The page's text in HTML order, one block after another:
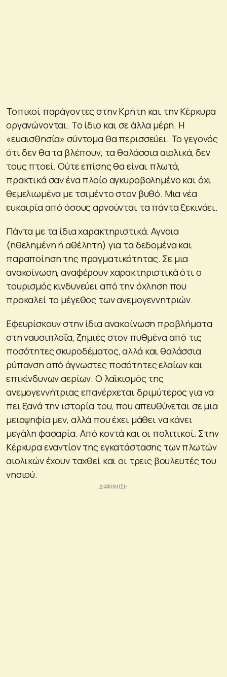
Τοπικοί παράγοντες στην Κρήτη και την Κέρκυρα
οργανώνονται. Το ίδιο και σε άλλα μέρη. Η
«ευαισθησία» σύντομα θα περισσεύει. Το γεγονός
ότι δεν θα τα βλέπουν, τα θαλάσσια αιολικά, δεν
τους πτοεί. Ούτε επίσης θα είναι πλωτά,
πρακτικά σαν ένα πλοίο αγκυροβολημένο και όχι
θεμελιωμένα με τσιμέντο στον βυθό. Μια νέα
ευκαιρία από όσους αρνούνται τα πάντα ξεκινάει.
Πάντα με τα ίδια χαρακτηριστικά. Αγνοια
(ηθελημένη ή αθέλητη) για τα δεδομένα και
παραποίηση της πραγματικότητας. Σε μια
ανακοίνωση, αναφέρουν χαρακτηριστικά ότι ο
τουρισμός κινδυνεύει από την όχληση που
προκαλεί το μέγεθος των ανεμογεννητριών.
Εφευρίσκουν στην ίδια ανακοίνωση προβλήματα
στη ναυσιπλοΐα, ζημιές στον πυθμένα από τις
ποσότητες σκυροδέματος, αλλά και θαλάσσια
ρύπανση από άγνωστες ποσότητες ελαίων και
επικίνδυνων αερίων. Ο λαϊκισμός της
ανεμογεννήτριας επανέρχεται δριμύτερος για να
πει ξανά την ιστορία του, που απευθύνεται σε μια
μειοψηφία μεν, αλλά που έχει μάθει να κάνει
μεγάλη φασαρία. Από κοντά και οι πολιτικοί. Στην
Κέρκυρα εναντίον της εγκατάστασης των πλωτών
αιολικών έχουν ταχθεί και οι τρεις βουλευτές του
νησιού.